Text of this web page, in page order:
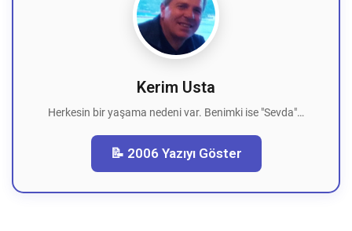
Kerim Usta
Herkesin bir yaşama nedeni var. Benimki ise "Sevda"…
📝 2006 Yazıyı Göster